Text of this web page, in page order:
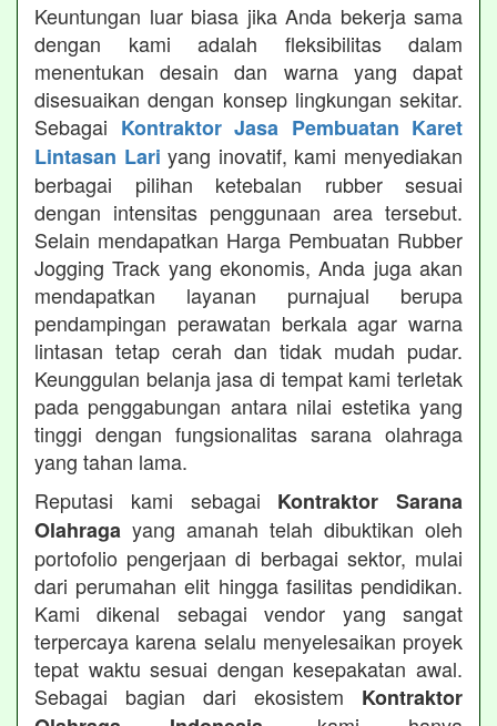
Keuntungan luar biasa jika Anda bekerja sama
dengan kami adalah fleksibilitas dalam
menentukan desain dan warna yang dapat
disesuaikan dengan konsep lingkungan sekitar.
Sebagai Kontraktor Jasa Pembuatan Karet
Lintasan Lari yang inovatif, kami menyediakan
berbagai pilihan ketebalan rubber sesuai
dengan intensitas penggunaan area tersebut.
Selain mendapatkan Harga Pembuatan Rubber
Jogging Track yang ekonomis, Anda juga akan
mendapatkan layanan purnajual berupa
pendampingan perawatan berkala agar warna
lintasan tetap cerah dan tidak mudah pudar.
Keunggulan belanja jasa di tempat kami terletak
pada penggabungan antara nilai estetika yang
tinggi dengan fungsionalitas sarana olahraga
yang tahan lama.
Reputasi kami sebagai Kontraktor Sarana
Olahraga yang amanah telah dibuktikan oleh
portofolio pengerjaan di berbagai sektor, mulai
dari perumahan elit hingga fasilitas pendidikan.
Kami dikenal sebagai vendor yang sangat
terpercaya karena selalu menyelesaikan proyek
tepat waktu sesuai dengan kesepakatan awal.
Sebagai bagian dari ekosistem Kontraktor